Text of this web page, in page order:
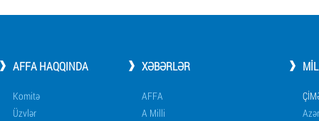
AFFA HAQQINDA
Komitə
Üzvlər
XƏBƏRLƏR
AFFA
A Milli